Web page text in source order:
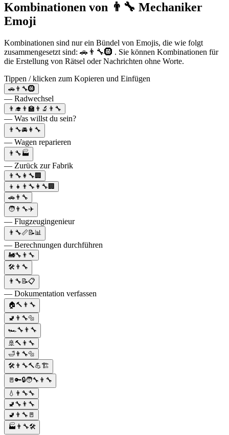
Kombinationen von 👨‍🔧 Mechaniker
Emoji
Kombinationen sind nur ein Bündel von Emojis, die wie folgt
zusammengesetzt sind: 🚗👨‍🔧🛞 . Sie können Kombinationen für
die Erstellung von Rätsel oder Nachrichten ohne Worte.
Tippen / klicken zum Kopieren und Einfügen
🚗👨‍🔧🛞
— Radwechsel
👨‍🎓👨‍🏫👨‍🔬👨‍🔧
— Was willst du sein?
👨‍🔧🚘👩‍🔧
— Wagen reparieren
👨‍🔧🏭
— Zurück zur Fabrik
👨‍🔧👩‍🔧🏢
👦👧👨‍🔧👩‍🔧🏢
🚗👨‍🔧
🧑👨‍🔧✈️
— Flugzeugingenieur
👨‍🔧📏📝📊
— Berechnungen durchführen
🚂🔧👨‍🔧
🛠️👨‍🔧
👨‍🔧📝📋
— Dokumentation verfassen
🏠🔨👨‍🔧
🚽👨‍🔧🔩
🏎️🔧👨‍🔧
🚢🔨👨‍🔧
🛁👨‍🔧🔩
🛠️👨‍🔧🔨💪🏗️
🚪🔑🔒🧑‍🔧👨‍🔧
💧👨‍🔧🔧
🚽🔧👨‍🔧
🚽👨‍🔧🚪
🏭👨‍🔧🛠